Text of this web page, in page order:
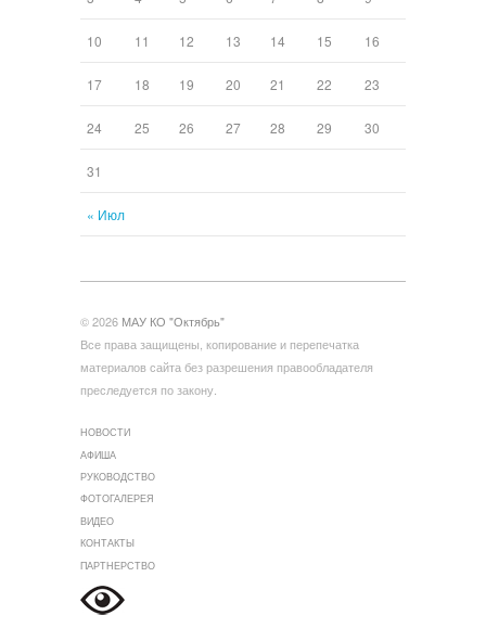
« Июл
10 11 12 13 14 15 16
17 18 19 20 21 22 23
24 25 26 27 28 29 30
31
© 2026 МАУ КО "Октябрь"
Все права защищены, копирование и перепечатка
материалов сайта без разрешения правообладателя
преследуется по закону.
НОВОСТИ
АФИША
РУКОВОДСТВО
ФОТОГАЛЕРЕЯ
ВИДЕО
КОНТАКТЫ
ПАРТНЕРСТВО